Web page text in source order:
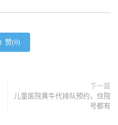
赞(0)
下一篇
儿童医院黄牛代排队预约，住院
号都有